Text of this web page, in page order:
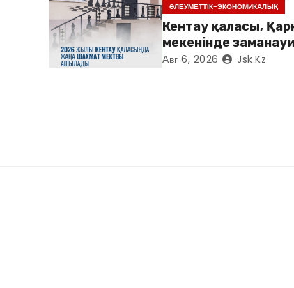
ӘЛЕУМЕТТІК-ЭКОНОМИКАЛЫҚ
Кентау қаласы,
мекенінде заманауи
«Достық үйі»
Авг 6, 2026 Jsk.kz